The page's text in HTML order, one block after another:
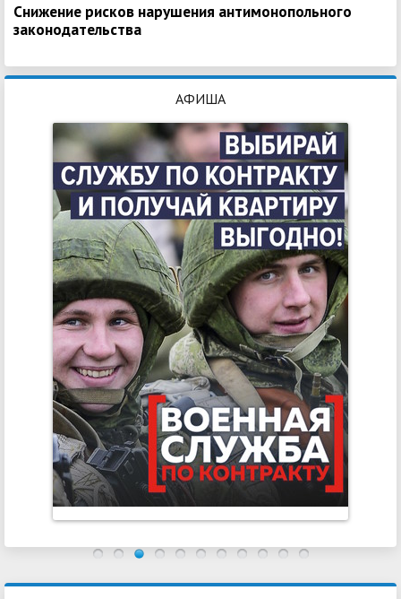
Снижение рисков нарушения антимонопольного
законодательства
АФИША